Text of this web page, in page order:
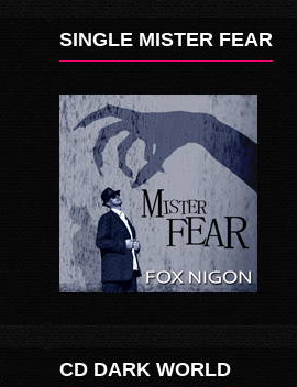
SINGLE MISTER FEAR
CD DARK WORLD